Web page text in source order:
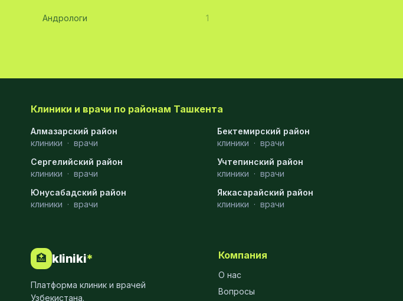
Рентгенология
Физиотерапия
МРТ
Эндоскопия
Косметология
Андрологи 1
Клиники и врачи по районам Ташкента
Алмазарский район
клиники · врачи
Бектемирский район
клиники · врачи
Сергелийский район
клиники · врачи
Учтепинский район
клиники · врачи
Юнусабадский район
клиники · врачи
Яккасарайский район
клиники · врачи
🏥 kliniki*
Платформа клиник и врачей
Узбекистана.
Компания
О нас
Вопросы